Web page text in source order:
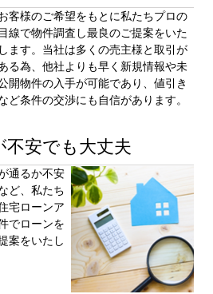
客様のご希望をもとに私たちプロの
目線で物件調査し最良のご提案をいた
します。当社は多くの売主様と取引が
る為、他社よりも早く新規情報や未
開物件の⼊手が可能であり、値引き
ど条件の交渉にも自信があります。
不安でも大丈夫
通るか不安
ど、私たち
宅ローンア
でローンを
案をいたし